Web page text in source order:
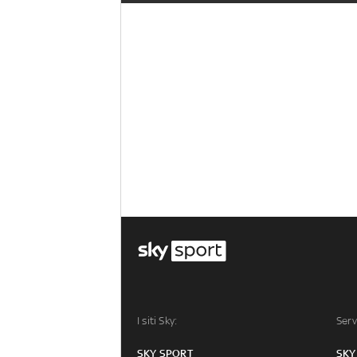
I siti Sky:
SKY SPORT